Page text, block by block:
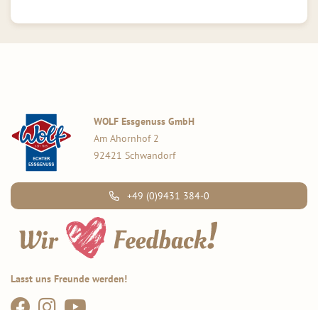
WOLF Essgenuss GmbH
Am Ahornhof 2
92421 Schwandorf
+49 (0)9431 384-0
Lasst uns Freunde werden!